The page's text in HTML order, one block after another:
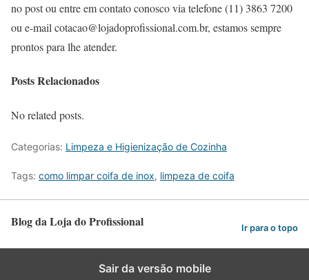
no post ou entre em contato conosco via telefone (11) 3863 7200
ou e-mail cotacao@lojadoprofissional.com.br, estamos sempre
prontos para lhe atender.
Posts Relacionados
No related posts.
Categorias: Limpeza e Higienização de Cozinha
Tags: como limpar coifa de inox, limpeza de coifa
Blog da Loja do Profissional Ir para o topo
Sair da versão mobile